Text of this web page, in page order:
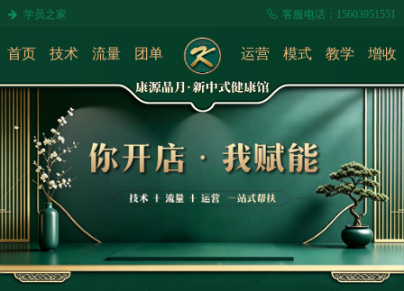
学员之家 客服电话：15603951551
首页 技术 流量 团单 运营 模式 教学 增收